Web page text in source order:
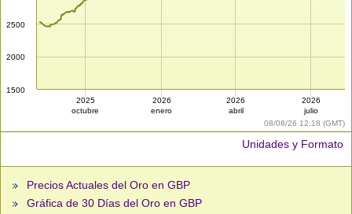
08/08/26 12:18 (GMT)
1500
2000
2500
2025
octubre
2026
enero
2026
abril
2026
julio
Unidades y Formato
Precios Actuales del Oro en GBP
Gráfica de 30 Días del Oro en GBP